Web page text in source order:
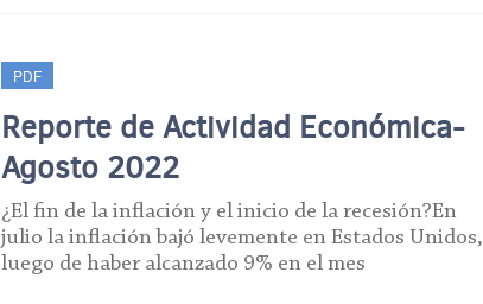
PDF
Reporte de Actividad Económica-
Agosto 2022
¿El fin de la inflación y el inicio de la recesión?En
julio la inflación bajó levemente en Estados Unidos,
luego de haber alcanzado 9% en el mes